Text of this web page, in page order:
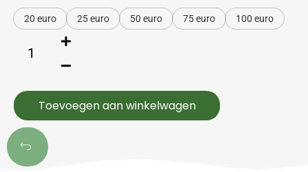
20 euro 25 euro 50 euro 75 euro 100 euro
Toevoegen aan winkelwagen